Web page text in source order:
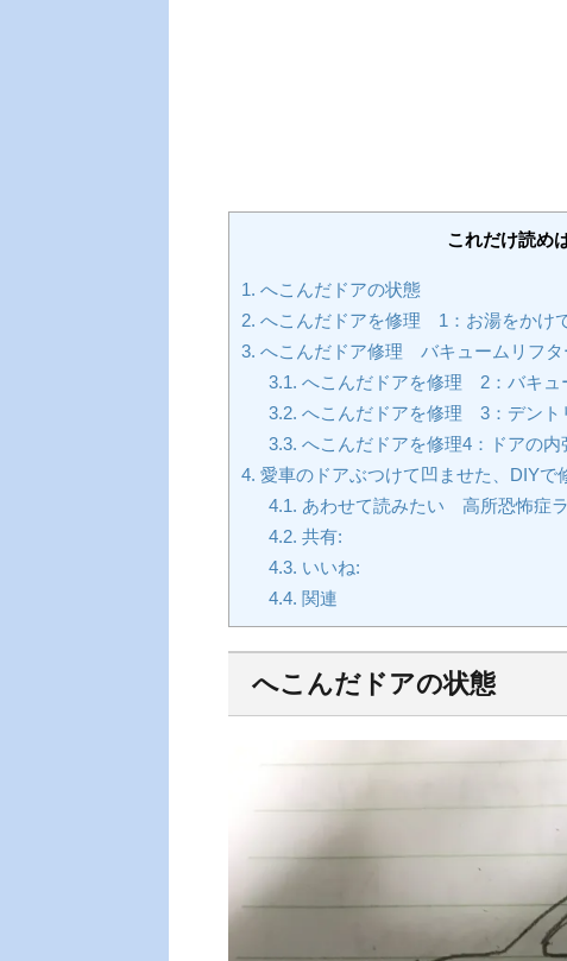
これだけ読め
1. へこんだドアの状態
2. へこんだドアを修理 1：お湯をかけ
3. へこんだドア修理 バキュームリフ
3.1. へこんだドアを修理 2：バキュ
3.2. へこんだドアを修理 3：デント
3.3. へこんだドアを修理4：ドアの
4. 愛車のドアぶつけて凹ませた、DIY
4.1. あわせて読みたい 高所恐怖症
4.2. 共有:
4.3. いいね:
4.4. 関連
へこんだドアの状態